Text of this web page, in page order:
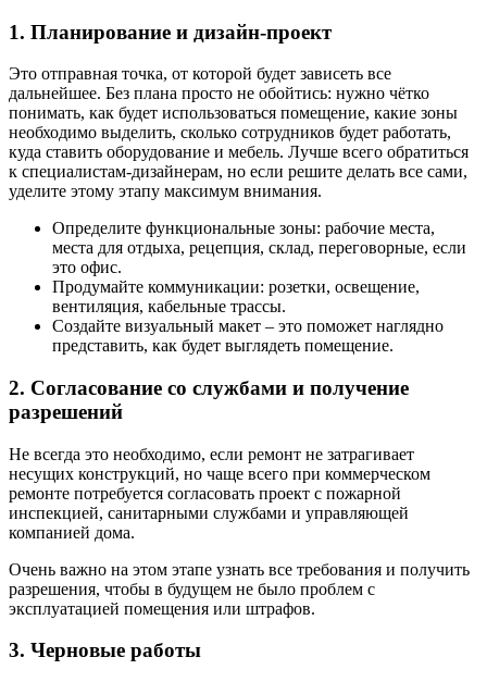
1. Планирование и дизайн-проект
Это отправная точка, от которой будет зависеть все
дальнейшее. Без плана просто не обойтись: нужно чётко
понимать, как будет использоваться помещение, какие зоны
необходимо выделить, сколько сотрудников будет работать,
куда ставить оборудование и мебель. Лучше всего обратиться
к специалистам-дизайнерам, но если решите делать все сами,
уделите этому этапу максимум внимания.
Определите функциональные зоны: рабочие места,
места для отдыха, рецепция, склад, переговорные, если
это офис.
Продумайте коммуникации: розетки, освещение,
вентиляция, кабельные трассы.
Создайте визуальный макет – это поможет наглядно
представить, как будет выглядеть помещение.
2. Согласование со службами и получение
разрешений
Не всегда это необходимо, если ремонт не затрагивает
несущих конструкций, но чаще всего при коммерческом
ремонте потребуется согласовать проект с пожарной
инспекцией, санитарными службами и управляющей
компанией дома.
Очень важно на этом этапе узнать все требования и получить
разрешения, чтобы в будущем не было проблем с
эксплуатацией помещения или штрафов.
3. Черновые работы